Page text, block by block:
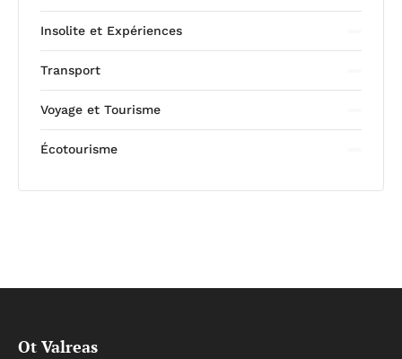
Insolite et Expériences
Transport
Voyage et Tourisme
Écotourisme
Ot Valreas